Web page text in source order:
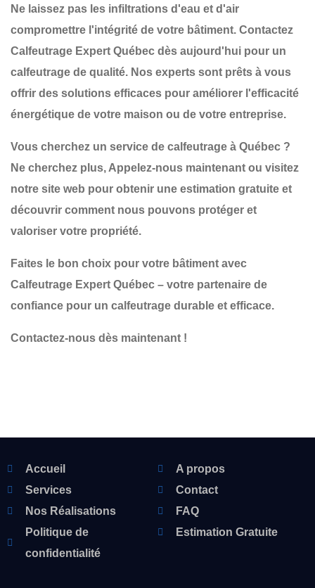
Ne laissez pas les infiltrations d'eau et d'air
compromettre l'intégrité de votre bâtiment. Contactez
Calfeutrage Expert Québec dès aujourd'hui pour un
calfeutrage de qualité. Nos experts sont prêts à vous
offrir des solutions efficaces pour améliorer l'efficacité
énergétique de votre maison ou de votre entreprise.
Vous cherchez un service de calfeutrage à Québec ?
Ne cherchez plus, Appelez-nous maintenant ou visitez
notre site web pour obtenir une estimation gratuite et
découvrir comment nous pouvons protéger et
valoriser votre propriété.
Faites le bon choix pour votre bâtiment avec
Calfeutrage Expert Québec – votre partenaire de
confiance pour un calfeutrage durable et efficace.
Contactez-nous dès maintenant !
Accueil
Services
Nos Réalisations
Politique de
confidentialité
A propos
Contact
FAQ
Estimation Gratuite